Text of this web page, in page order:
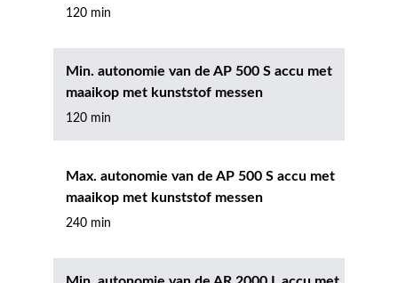
120 min
Min. autonomie van de AP 500 S accu met
maaikop met kunststof messen
120 min
Max. autonomie van de AP 500 S accu met
maaikop met kunststof messen
240 min